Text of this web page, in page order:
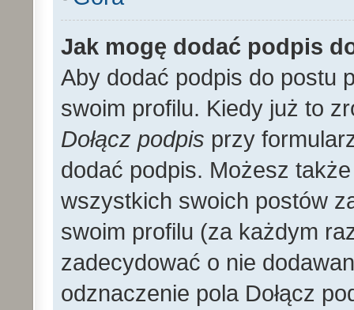
Jak mogę dodać podpis
Aby dodać podpis do postu
swoim profilu. Kiedy już to
Dołącz podpis przy
dodać podpis. Możesz
wszystkich swoich postów
swoim profilu (za każdym
zadecydować o nie
odznaczenie pola Dołącz